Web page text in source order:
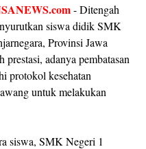
- Ditengah
siswa didik SMK
Provinsi Jawa
adanya pembatasan
protokol kesehatan
untuk melakukan
siswa, SMK Negeri 1